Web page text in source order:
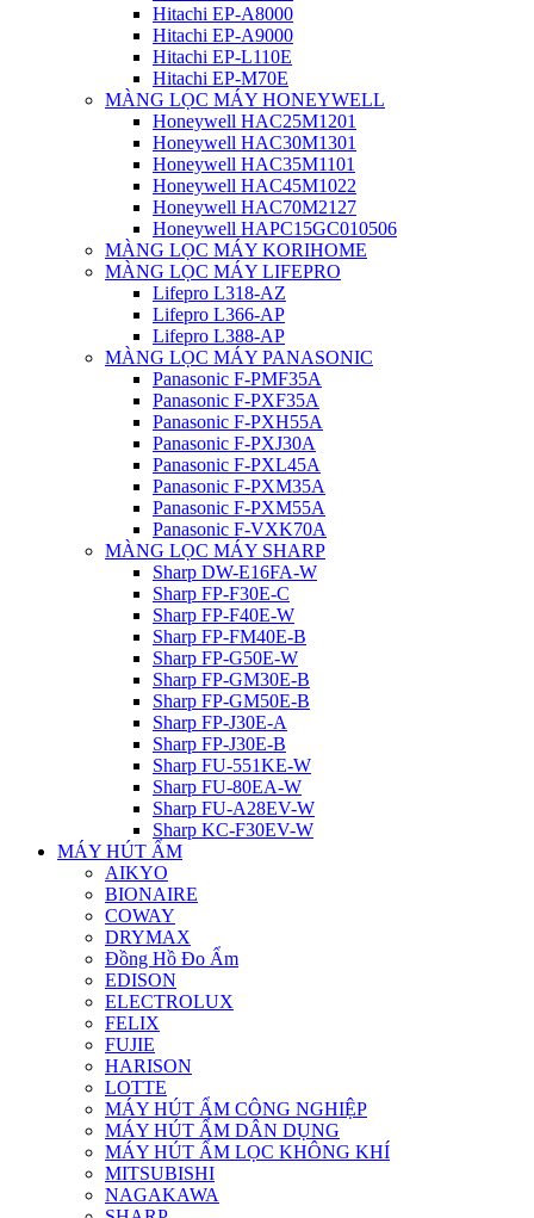
Hitachi EP-A8000
Hitachi EP-A9000
Hitachi EP-L110E
Hitachi EP-M70E
MÀNG LỌC MÁY HONEYWELL
Honeywell HAC25M1201
Honeywell HAC30M1301
Honeywell HAC35M1101
Honeywell HAC45M1022
Honeywell HAC70M2127
Honeywell HAPC15GC010506
MÀNG LỌC MÁY KORIHOME
MÀNG LỌC MÁY LIFEPRO
Lifepro L318-AZ
Lifepro L366-AP
Lifepro L388-AP
MÀNG LỌC MÁY PANASONIC
Panasonic F-PMF35A
Panasonic F-PXF35A
Panasonic F-PXH55A
Panasonic F-PXJ30A
Panasonic F-PXL45A
Panasonic F-PXM35A
Panasonic F-PXM55A
Panasonic F-VXK70A
MÀNG LỌC MÁY SHARP
Sharp DW-E16FA-W
Sharp FP-F30E-C
Sharp FP-F40E-W
Sharp FP-FM40E-B
Sharp FP-G50E-W
Sharp FP-GM30E-B
Sharp FP-GM50E-B
Sharp FP-J30E-A
Sharp FP-J30E-B
Sharp FU-551KE-W
Sharp FU-80EA-W
Sharp FU-A28EV-W
Sharp KC-F30EV-W
MÁY HÚT ẨM
AIKYO
BIONAIRE
COWAY
DRYMAX
Đồng Hồ Đo Ẩm
EDISON
ELECTROLUX
FELIX
FUJIE
HARISON
LOTTE
MÁY HÚT ẨM CÔNG NGHIỆP
MÁY HÚT ẨM DÂN DỤNG
MÁY HÚT ẨM LỌC KHÔNG KHÍ
MITSUBISHI
NAGAKAWA